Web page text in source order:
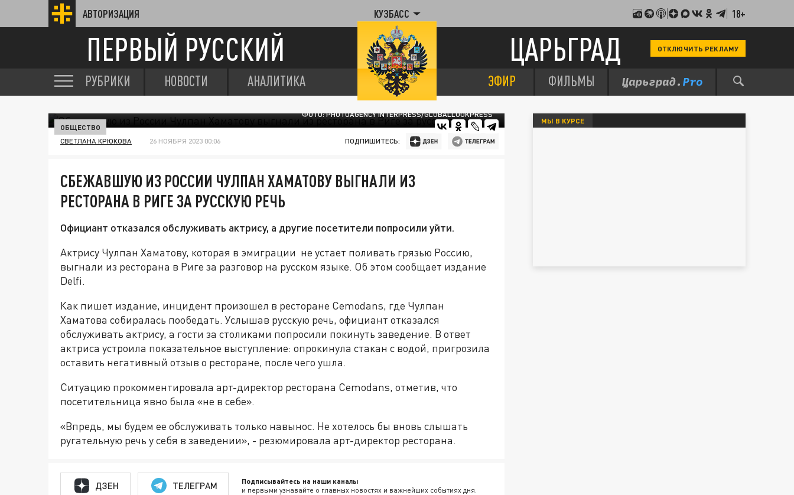
АВТОРИЗАЦИЯ КУЗБАСС 18+
ПЕРВЫЙ РУССКИЙ ЦАРЬГРАД ОТКЛЮЧИТЬ РЕКЛАМУ
РУБРИКИ НОВОСТИ АНАЛИТИКА ЭФИР ФИЛЬМЫ
ФОТО: PHOTOAGENCY INTERPRESS/GLOBALLOOKPRESS
ОБЩЕСТВО
СВЕТЛАНА КРЮКОВА 26 НОЯБРЯ 2023 00:06 ПОДПИШИТЕСЬ:
СБЕЖАВШУЮ ИЗ РОССИИ ЧУЛПАН ХАМАТОВУ ВЫГНАЛИ ИЗ
РЕСТОРАНА В РИГЕ ЗА РУССКУЮ РЕЧЬ
Официант отказался обслуживать актрису, а другие посетители попросили уйти.
Актрису Чулпан Хаматову, которая в эмиграции не устает поливать грязью Россию,
выгнали из ресторана в Риге за разговор на русском языке. Об этом сообщает издание
Delfi.
Как пишет издание, инцидент произошел в ресторане Cemodans, где Чулпан
Хаматова собиралась пообедать. Услышав русскую речь, официант отказался
обслуживать актрису, а гости за столиками попросили покинуть заведение. В ответ
актриса устроила показательное выступление: опрокинула стакан с водой, пригрозила
оставить негативный отзыв о ресторане, после чего ушла.
Ситуацию прокомментировала арт-директор ресторана Cemodans, отметив, что
посетительница явно была «не в себе».
«Впредь, мы будем ее обслуживать только навынос. Не хотелось бы вновь слышать
ругательную речь у себя в заведении», - резюмировала арт-директор ресторана.
ДЗЕН ТЕЛЕГРАМ Подписывайтесь на наши каналы
и первыми узнавайте о главных новостях и важнейших событиях дня.
МЫ В КУРСЕ